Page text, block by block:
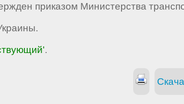
приказом Министерства
.